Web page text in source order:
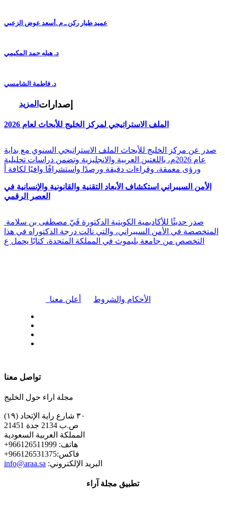
عميد طيار ركن ـ م .أسعد عوض الزعبي
د. هيله حمد المكيمي
د. فاطمة الشامسي
المزيد إصدارات
الملف الاستراتيجي لمركز الخليج للأبحاث لعام 2026
صدر عن مركز الخليج للأبحاث الملف الاستراتيجي السنوي مع بداية
عام 2026م، باللغتين العربية والانجليزية وتضمن دراسات تحليلية
ورؤى معمقة، وقراءات دقيقة ورصدًا واستشرافًا وافيًا لكافة أ
الأمن السيبراني استكشاف الأبعاد التقنية والقانونية والإنسانية في
العصر الرقمي
المتخصصة في الأمن السيبراني، والتي نالت درجة الدكتوراه في هذا
التخصص من جامعة بليموث في المملكة المتحدة، كتابًا يحمل ع
أعلن معنا الأحكام والشروط
تواصل معنا
مجلة اراء حول الخليج
٣٠ شارع راية الإتحاد (١٩)
ص.ب 2134 جدة 21451
المملكة العربية السعودية
+هاتف: 966126511999
+فاكس:966126531375
info@araa.sa :البريد الإلكتروني
تطبيق مجلة آراء